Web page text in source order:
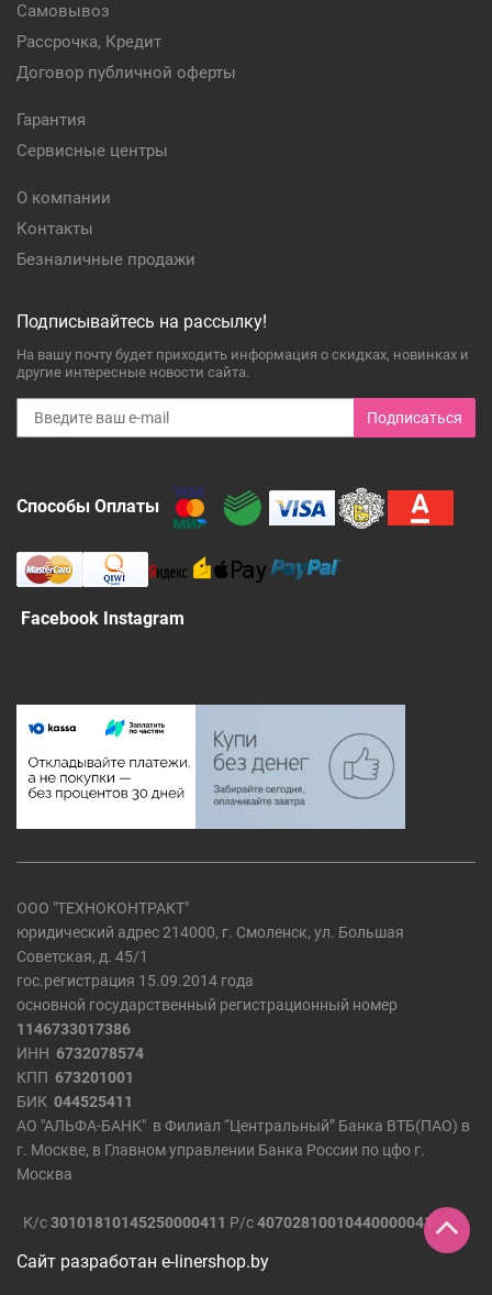
Самовывоз
Рассрочка, Кредит
Договор публичной оферты
Гарантия
Сервисные центры
О компании
Контакты
Безналичные продажи
Подписывайтесь на рассылку!
На вашу почту будет приходить информация о скидках, новинках и
другие интересные новости сайта.
Подписаться
Способы Оплаты
Facebook Instagram
ООО "ТЕХНОКОНТРАКТ"
юридический адрес 214000, г. Смоленск, ул. Большая
Советская, д. 45/1
гос.регистрация 15.09.2014 года
основной государственный регистрационный номер
1146733017386
ИНН 6732078574
КПП 673201001
БИК 044525411
АО "АЛЬФА-БАНК" в Филиал “Центральный” Банка ВТБ(ПАО) в
г. Москве, в Главном управлении Банка России по цфо г.
Москва
К/с30101810145250000411 Р/с40702810010440000041
Сайт разработан e-linershop.by